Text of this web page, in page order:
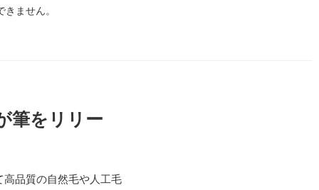
ません。
筆をリリー
品質の自然毛や人工毛